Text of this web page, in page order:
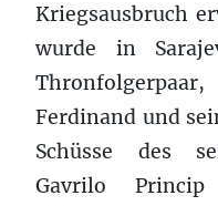
Kriegsausbruch
wurde in
Ferdinand und
Schüsse des
Gavrilo Princip